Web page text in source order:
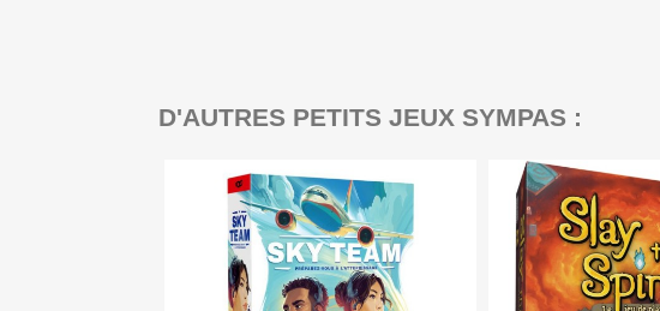
D'AUTRES PETITS JEUX SYMPAS :